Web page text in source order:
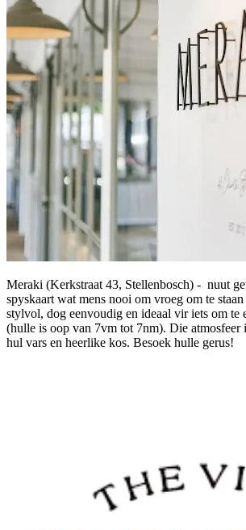
Meraki (Kerkstraat 43, Stellenbosch) - nuut
spyskaart wat mens nooi om vroeg om te
stylvol, dog eenvoudig en ideaal vir iets om te
(hulle is oop van 7vm tot 7nm). Die atmosfeer
hul vars en heerlike kos. Besoek hulle gerus!